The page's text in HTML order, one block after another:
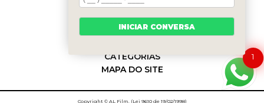
QUEM SOMOS
SERVIÇOS
BLOG
CATEGORIAS
MAPA DO SITE
Copyright © AL Film. (Lei 9610 de 19/02/1998)
1
INICIAR CONVERSA